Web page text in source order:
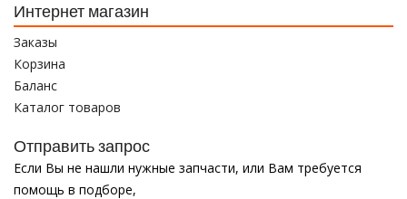
Интернет магазин
Заказы
Корзина
Баланс
Каталог товаров
Отправить запрос
Если Вы не нашли нужные запчасти, или Вам требуется
помощь в подборе,